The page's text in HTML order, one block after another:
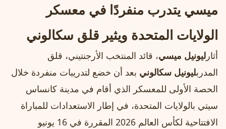
ميسي يتدرب منفردًا في معسكر
الولايات المتحدة ويثير قلق سكالوني
أثار ليونيل ميسي، قائد المنتخب الأرجنتيني، قلق
المدربليونيل سكالوني بعد أن خضع لتدريبات منفردة خلال
الحصة الأولى للمعسكر الذي أقام في مدينة كانساس
سيتي بالولايات المتحدة، في إطار الاستعدادات للمباراة
الافتتاحية لكأس العالم 2026 المقررة في 16 يونيو